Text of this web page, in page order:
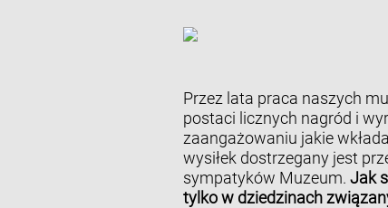
Przez lata praca naszych
postaci licznych nagród i
zaangażowaniu jakie
wysiłek dostrzegany jest
sympatyków Muzeum. Jak
tylko w dziedzinach